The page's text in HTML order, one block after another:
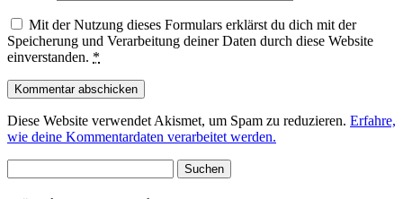
Mit der Nutzung dieses Formulars erklärst du dich mit der
Speicherung und Verarbeitung deiner Daten durch diese Website
einverstanden. *
Diese Website verwendet Akismet, um Spam zu reduzieren. Erfahre,
wie deine Kommentardaten verarbeitet werden.
nach: